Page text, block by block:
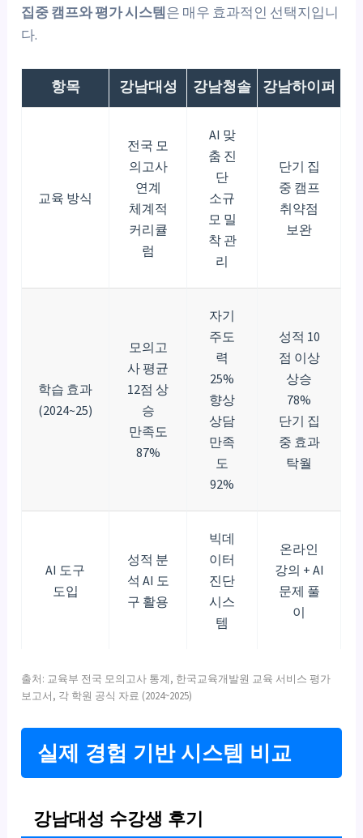
집중 캠프와 평가 시스템은 매우 효과적인 선택지입니
다.
항목 강남대성 강남청솔 강남하이퍼
교육 방식
전국 모
의고사
연계
체계적
커리큘
럼
AI 맞
춤 진
단
소규
모 밀
착 관
리
단기 집
중 캠프
취약점
보완
학습 효과
(2024~25)
모의고
사 평균
12점 상
승
만족도
87%
자기
주도
력
25%
향상
상담
만족
도
92%
성적 10
점 이상
상승
78%
단기 집
중 효과
탁월
AI 도구
도입
성적 분
석 AI 도
구 활용
빅데
이터
진단
시스
템
온라인
강의 + AI
문제 풀
이
출처: 교육부 전국 모의고사 통계, 한국교육개발원 교육 서비스 평가
보고서, 각 학원 공식 자료 (2024~2025)
실제 경험 기반 시스템 비교
강남대성 수강생 후기